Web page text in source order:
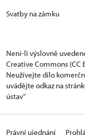
Svatby na zámku
Není-li výslovně
Creative Commons (CC
Neužívejte dílo
uvádějte odkaz na
ústav“
Právní ujednání